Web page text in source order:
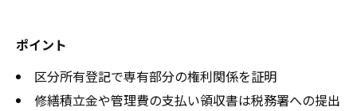
ポイント
区分所有登記で専有部分の権利関係を証明
修繕積立金や管理費の支払い領収書は税務署への提出